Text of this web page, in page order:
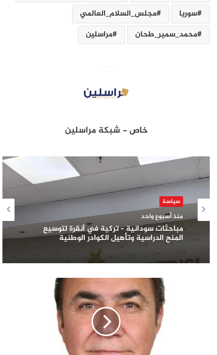
سوريا
مجلس_السلام_العالمي
محمد_سمير_طحان
مراسلين
خاص - شبكة مراسلين
سياسة
منذ أسبوع واحد
مباحثات سودانية – تركية في أنقرة لتوسيع
المنح الدراسية وتأهيل الكوادر الوطنية